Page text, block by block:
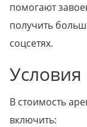
помогают
получить
соцсетях.
Условия
В стоимость
включить: